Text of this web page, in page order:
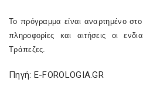
Το πρόγραμμα είναι αναρτημένο
πληροφορίες και αιτήσεις οι
Τράπεζες.
Πηγή: E-FOROLOGIA.GR